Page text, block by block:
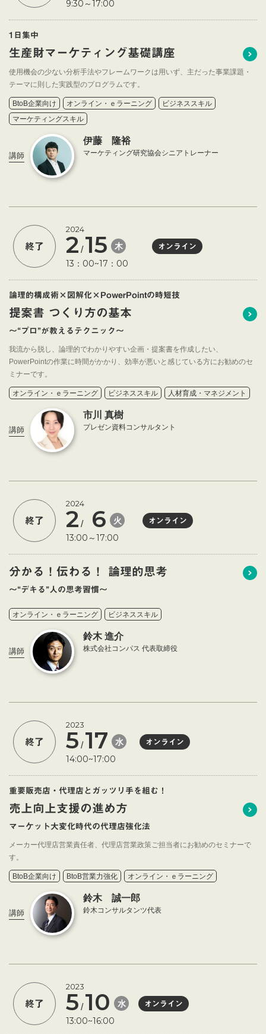
9:30～17:00
1日集中
生産財マーケティング基礎講座
使用機会の少ない分析手法やフレームワークは用いず、主だった事業課題・
テーマに則した実践型のプログラムです。
BtoB企業向け オンライン・ｅラーニング
ビジネススキル
マーケティングスキル
講師
伊藤 隆裕
マーケティング研究協会シニアトレーナー
終了
2024
2 / 15 木
13：00~17：00
オンライン
論理的構成術×図解化×PowerPointの時短技
提案書 つくり方の基本
～“プロ”が教えるテクニック～
我流から脱し、論理的でわかりやすい企画・提案書を作成したい、
PowerPointの作業に時間がかかり、効率が悪いと感じている方にお勧めのセ
ミナーです。
オンライン・ｅラーニング ビジネススキル 人材育成・マネジメント
講師
市川 真樹
プレゼン資料コンサルタント
終了
2024
2 / 6 火
13:00～17:00
オンライン
分かる！伝わる！ 論理的思考
～“デキる”人の思考習慣～
オンライン・ｅラーニング ビジネススキル
講師
鈴木 進介
株式会社コンパス 代表取締役
終了
2023
5 / 17 水
14:00~17:00
オンライン
重要販売店・代理店とガッツリ手を組む！
売上向上支援の進め方
マーケット大変化時代の代理店強化法
メーカー代理店営業責任者、代理店営業政策ご担当者にお勧めのセミナーで
す。
BtoB企業向け BtoB営業力強化 オンライン・ｅラーニング
講師
鈴木 誠一郎
鈴木コンサルタンツ代表
終了
2023
5 / 10 水
13:00~16:00
オンライン